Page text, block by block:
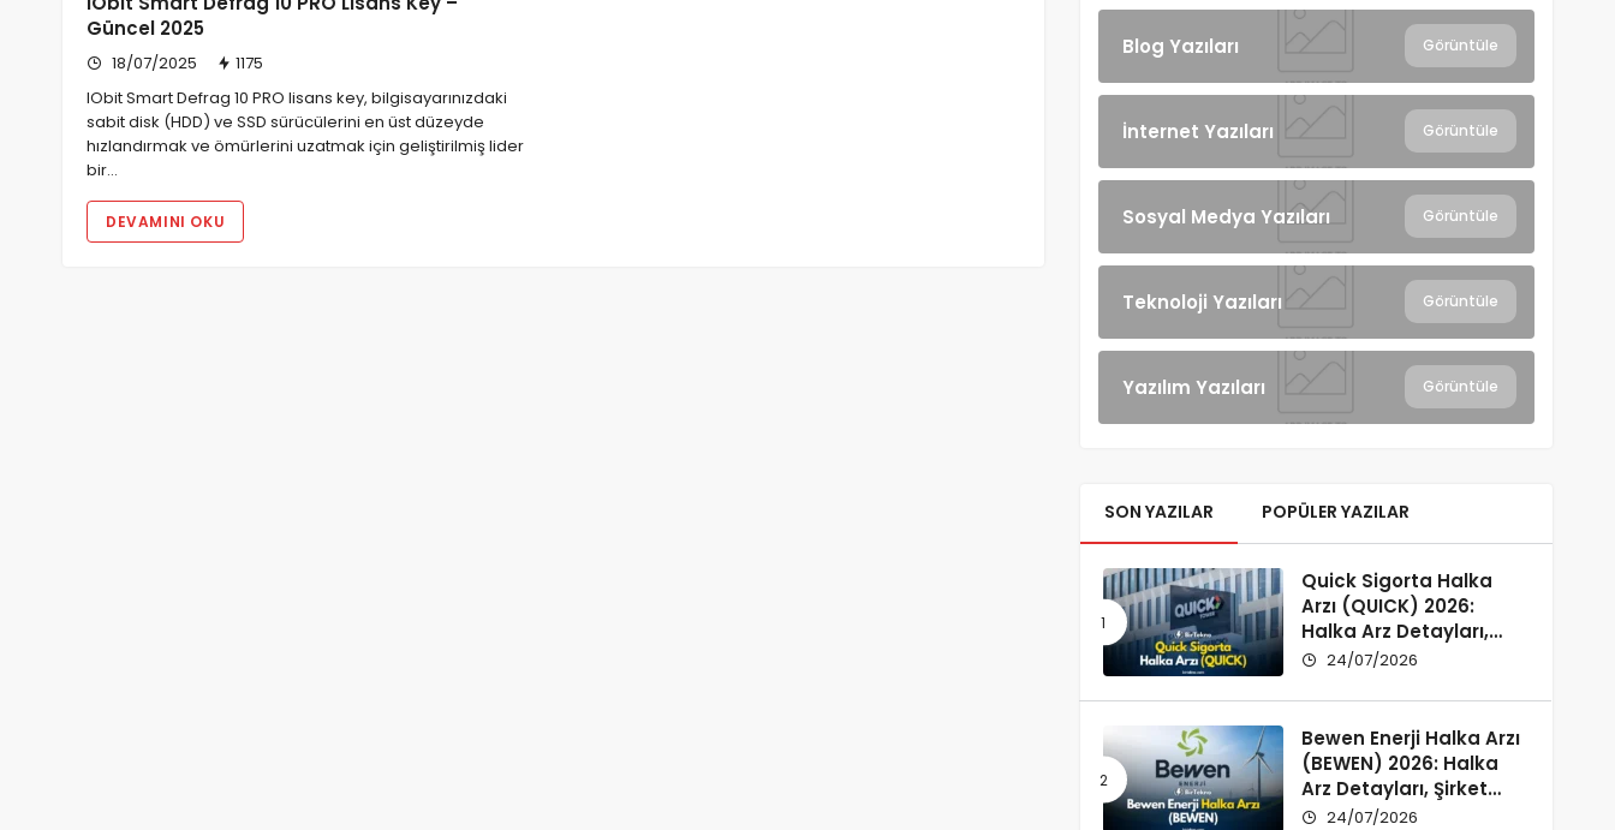
Güncel 2025
18/07/2025
1175
IObit Smart Defrag 10 PRO lisans key, bilgisayarınızdaki
sabit disk (HDD) ve SSD sürücülerini en üst düzeyde
hızlandırmak ve ömürlerini uzatmak için geliştirilmiş lider
bir…
DEVAMINI OKU
Blog Yazıları Görüntüle
İnternet Yazıları Görüntüle
Sosyal Medya Yazıları Görüntüle
Teknoloji Yazıları Görüntüle
Yazılım Yazıları Görüntüle
SON YAZILAR POPÜLER YAZILAR
Quick Sigorta Halka
Arzı (QUICK) 2026:
Halka Arz Detayları,
Şirket Profili ve
24/07/2026
Bewen Enerji Halka Arzı
(BEWEN) 2026: Halka
Arz Detayları, Şirket
Profili ve Fon Kullanımı
24/07/2026